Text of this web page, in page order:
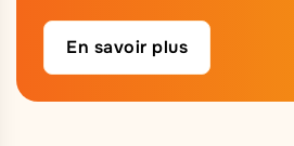
En savoir plus